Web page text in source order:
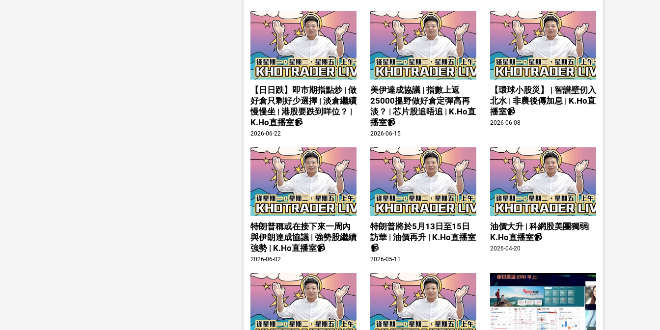
【日日跌】即市期指點炒 | 做
好倉只剩好少選擇 | 淡倉繼續
慢慢坐 | 港股要跌到咩位？ |
K.Ho直播室📹
2026-06-22
美伊達成協議 | 指數上返
25000搵野做好倉定彈高再
淡？ | 芯片股追唔追 | K.Ho直
播室📹
2026-06-15
【環球小股災】 | 智譜壁仞入
北水 | 非農後傳加息 | K.Ho直
播室📹
2026-06-08
特朗普稱或在接下來一周內
與伊朗達成協議 | 強勢股繼續
強勢 | K.Ho直播室📹
2026-06-02
特朗普將於5月13日至15日
訪華 | 油價再升 | K.Ho直播室
📹
2026-05-11
油價大升 | 科網股美團獨弱|
K.Ho直播室📹
2026-04-20